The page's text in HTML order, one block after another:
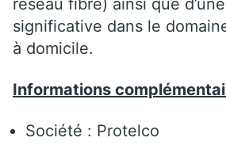
réseau fibre) ainsi que
significative dans le
à domicile.
Informations
Société : Protelco